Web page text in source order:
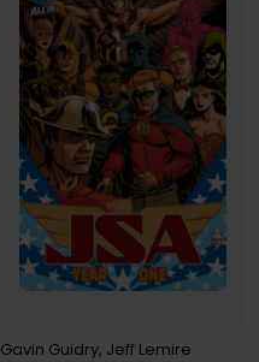
Gavin Guidry, Jeff Lemire